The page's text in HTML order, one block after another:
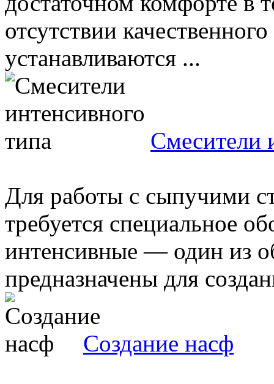
отсутствии
устанавливаются ...
Смесители
Для работы с сыпучими
требуется специальное
интенсивные — один из
предназначены для
Создание насф